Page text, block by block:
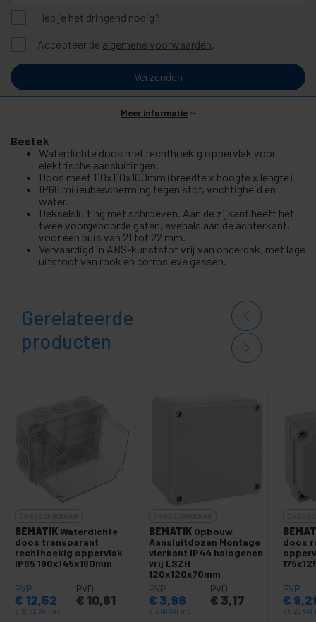
Heb je het dringend nodig?
Accepteer de algemene voorwaarden.
Verzenden
Meer informatie
Bestek
Waterdichte doos met rechthoekig oppervlak voor
elektrische aansluitingen.
Doos meet 110x110x100mm (breedte x hoogte x lengte).
IP66 milieubescherming tegen stof, vochtigheid en
water.
Dekselsluiting met schroeven. Aan de zijkant heeft het
twee voorgeboorde gaten, evenals aan de achterkant,
voor een buis van 21 tot 22 mm.
Vervaardigd in ABS-kunststof vrij van onderdak, met lage
uitstoot van rook en corrosieve gassen.
Gerelateerde
producten
BEMATIKWaterdichte
doos transparant
rechthoekig oppervlak
IP65 190x145x160mm
PVP
€ 12,52
€ 12,52 VAT inc.
PVD
€10,61
BEMATIK Opbouw
Aansluitdozen Montage
vierkant IP44 halogenen
vrij LSZH
120x120x70mm
PVP
€ 3,98
€ 3,98VAT inc.
PVD
€3,17
doos
PVP
€
€ 9,29